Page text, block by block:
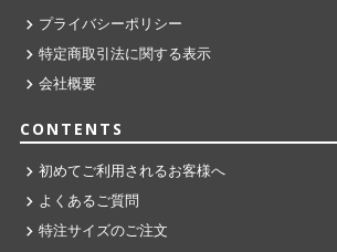
プライバシーポリシー
特定商取引法に関する表示
会社概要
CONTENTS
初めてご利用されるお客様へ
よくあるご質問
特注サイズのご注文